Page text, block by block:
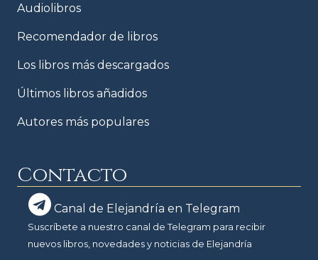
Audiolibros
Recomendador de libros
Los libros más descargados
Últimos libros añadidos
Autores más populares
Contacto
Canal de Elejandría en Telegram
Suscríbete a nuestro canal de Telegram para recibir
nuevos libros, novedades y noticias de Elejandría